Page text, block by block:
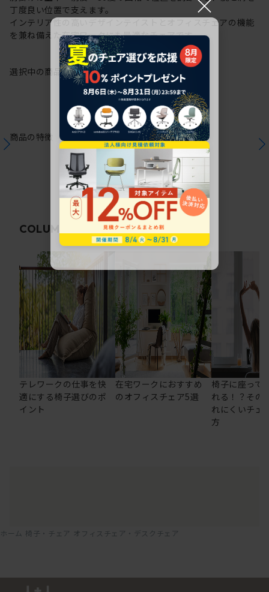
丁度良い位置で支えます。
インテリア性の高いデザインテイストとオフィスチェアの機能
を兼ね備えた在宅ワークにも最適なチェアです。
選択中の商品情報保証注意事項
商品の特徴
COLUMN 関連コラム
テレワークの仕事を快
適にする椅子選びのポ
イント
在宅ワークにおすすめ
のオフィスチェア5選
椅子に座って
れる！？その
れにくいチェ
方
ホーム 椅子・チェア オフィスチェア・デスクチェア